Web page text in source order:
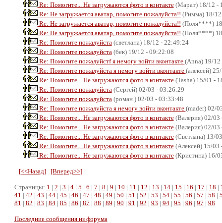
Re: Помогите... Не загружаются фото в контакте(Марат) 18/12 -
Re: Не загружается аватар, помогите пожалуйста!! (Римма) 18/
Re: Не загружается аватар, помогите пожалуйста!! (Поля****)
Re: Не загружается аватар, помогите пожалуйста!! (Поля****)
Re: Помогите пожалуйста (светлана) 18/12 - 22:49:24
Re: Помогите пожалуйста (бек) 19/12 - 09:22:08
Re: Помогите пожалуйстf я немогу войти вконтакте (Anna) 19/
Re: Помогите пожалуйста я немогу войти вконтакте (алексей)
Re: Помогите... Не загружаются фото в контакте(Tasha) 15/01 -
Re: Помогите пожалуйста (Сергей) 02/03 - 03:26:29
Re: Помогите пожалуйста (роман ) 02/03 - 03:33:48
Re: Помогите пожалуйста я немогу войти вконтакте (mader) 02/
Re: Помогите... Не загружаются фото в контакте(Валерия) 02/03
Re: Помогите... Не загружаются фото в контакте(Валерия) 02/03
Re: Помогите... Не загружаются фото в контакте(Светлана) 13/
Re: Помогите... Не загружаются фото в контакте(Алексей) 15/03
Re: Помогите... Не загружаются фото в контакте(Кристина) 16/
[<<Назад] [Вперед>>]
Страницы: 1 | 2 | 3 | 4| 5 | 6 | 7 | 8 | 9 | 10 | 11 | 12 | 13 | 14| 15 | 16 | 17 | 18 |
41 | 42 | 43 | 44| 45 | 46 | 47 | 48 | 49 | 50 | 51 | 52 | 53 | 54| 55 | 56 | 57 | 58 |
81 | 82 | 83 | 84| 85 | 86 | 87 | 88 | 89 | 90 | 91 | 92 | 93 | 94| 95 | 96 | 97 | 98
Последние сообщения из форума